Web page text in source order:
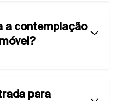
a contemplação
para